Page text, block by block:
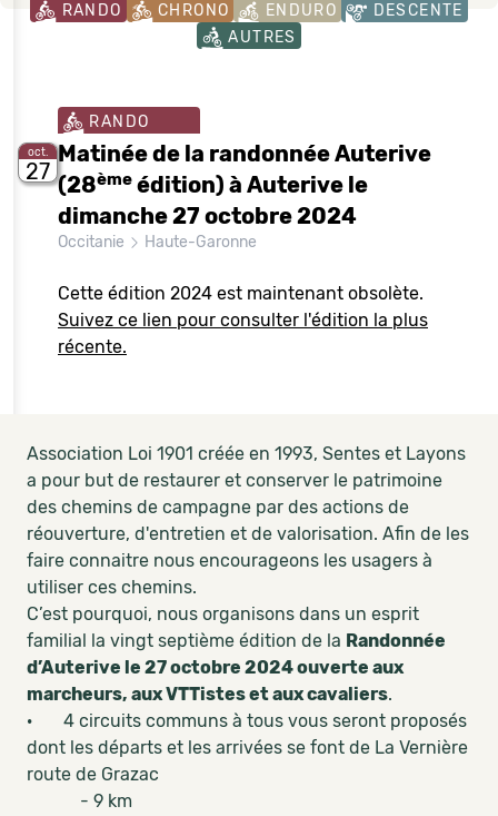
RANDO CHRONO ENDURO
DESCENTE
AUTRES
oct.
27
RANDO
Matinée de la randonnée Auterive
(28ème édition) à Auterive le
dimanche 27 octobre 2024
Occitanie Haute-Garonne
Cette édition 2024 est maintenant obsolète.
Suivez ce lien pour consulter l'édition la plus
récente.
Association Loi 1901 créée en 1993, Sentes et Layons
a pour but de restaurer et conserver le patrimoine
des chemins de campagne par des actions de
réouverture, d'entretien et de valorisation. Afin de les
faire connaitre nous encourageons les usagers à
utiliser ces chemins.
C’est pourquoi, nous organisons dans un esprit
familial la vingt septième édition de la Randonnée
d’Auterive le 27 octobre 2024 ouverte aux
marcheurs, aux VTTistes et aux cavaliers.
· 4 circuits communs à tous vous seront proposés
dont les départs et les arrivées se font de La Vernière
route de Grazac
- 9 km